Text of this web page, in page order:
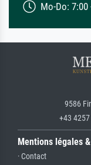
Mo-Do: 7:00
9586
+43
Mentions légales
· Contact